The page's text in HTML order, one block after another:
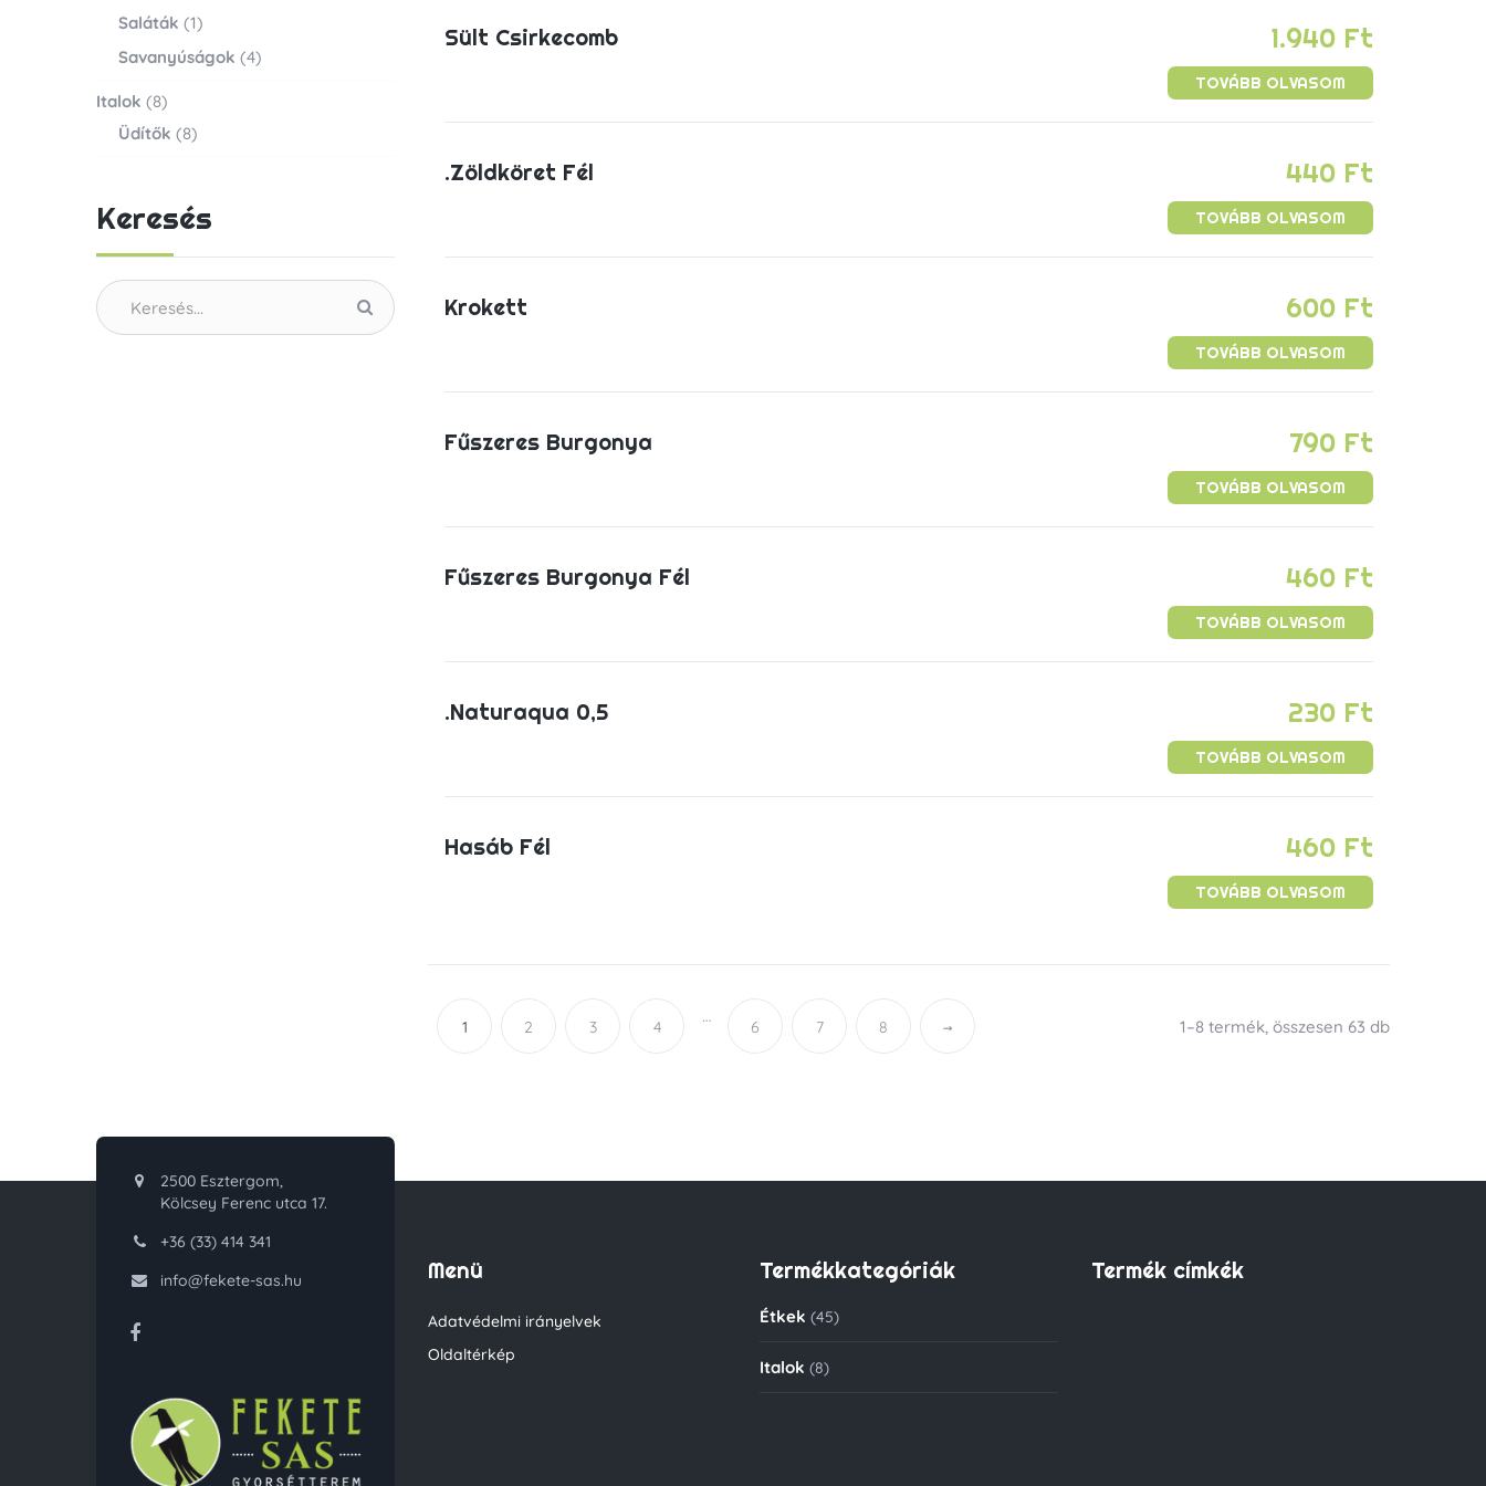
Saláták (1)
Savanyúságok (4)
Italok (8)
Üdítők (8)
Keresés
Sült Csirkecomb 1.940 Ft
TOVÁBB OLVASOM
.Zöldköret Fél 440 Ft
TOVÁBB OLVASOM
Krokett 600 Ft
TOVÁBB OLVASOM
Fűszeres Burgonya 790 Ft
TOVÁBB OLVASOM
Fűszeres Burgonya Fél 460 Ft
TOVÁBB OLVASOM
.Naturaqua 0,5 230 Ft
TOVÁBB OLVASOM
Hasáb Fél 460 Ft
TOVÁBB OLVASOM
1 2 3 4
…
6 7 8 → 1–8 termék, összesen 63 db
2500 Esztergom,
Kölcsey Ferenc utca 17.
+36 (33) 414 341
info@fekete-sas.hu
Menü
Adatvédelmi irányelvek
Oldaltérkép
Termékkategóriák
Étkek (45)
Italok (8)
Termék címkék